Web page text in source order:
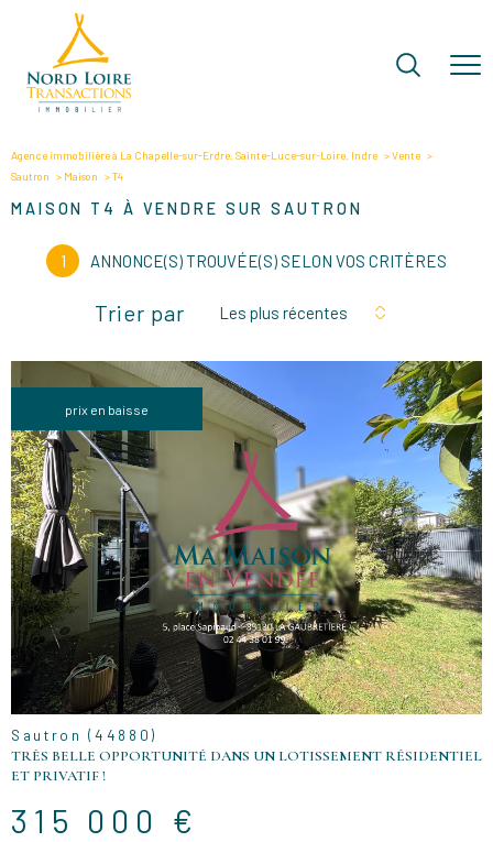
Agence immobilière à La Chapelle-sur-Erdre, Sainte-Luce-sur-Loire, Indre
Vente
Sautron
Maison T4
MAISON T4 À VENDRE SUR SAUTRON
1 ANNONCE(S) TROUVÉE(S) SELON VOS CRITÈRES
Trier par Les plus récentes
prix en baisse
VOIR LE
BIEN
Sautron (44880)
TRÈS BELLE OPPORTUNITÉ DANS UN LOTISSEMENT RÉSIDENTIEL
ET PRIVATIF !
315 000 €